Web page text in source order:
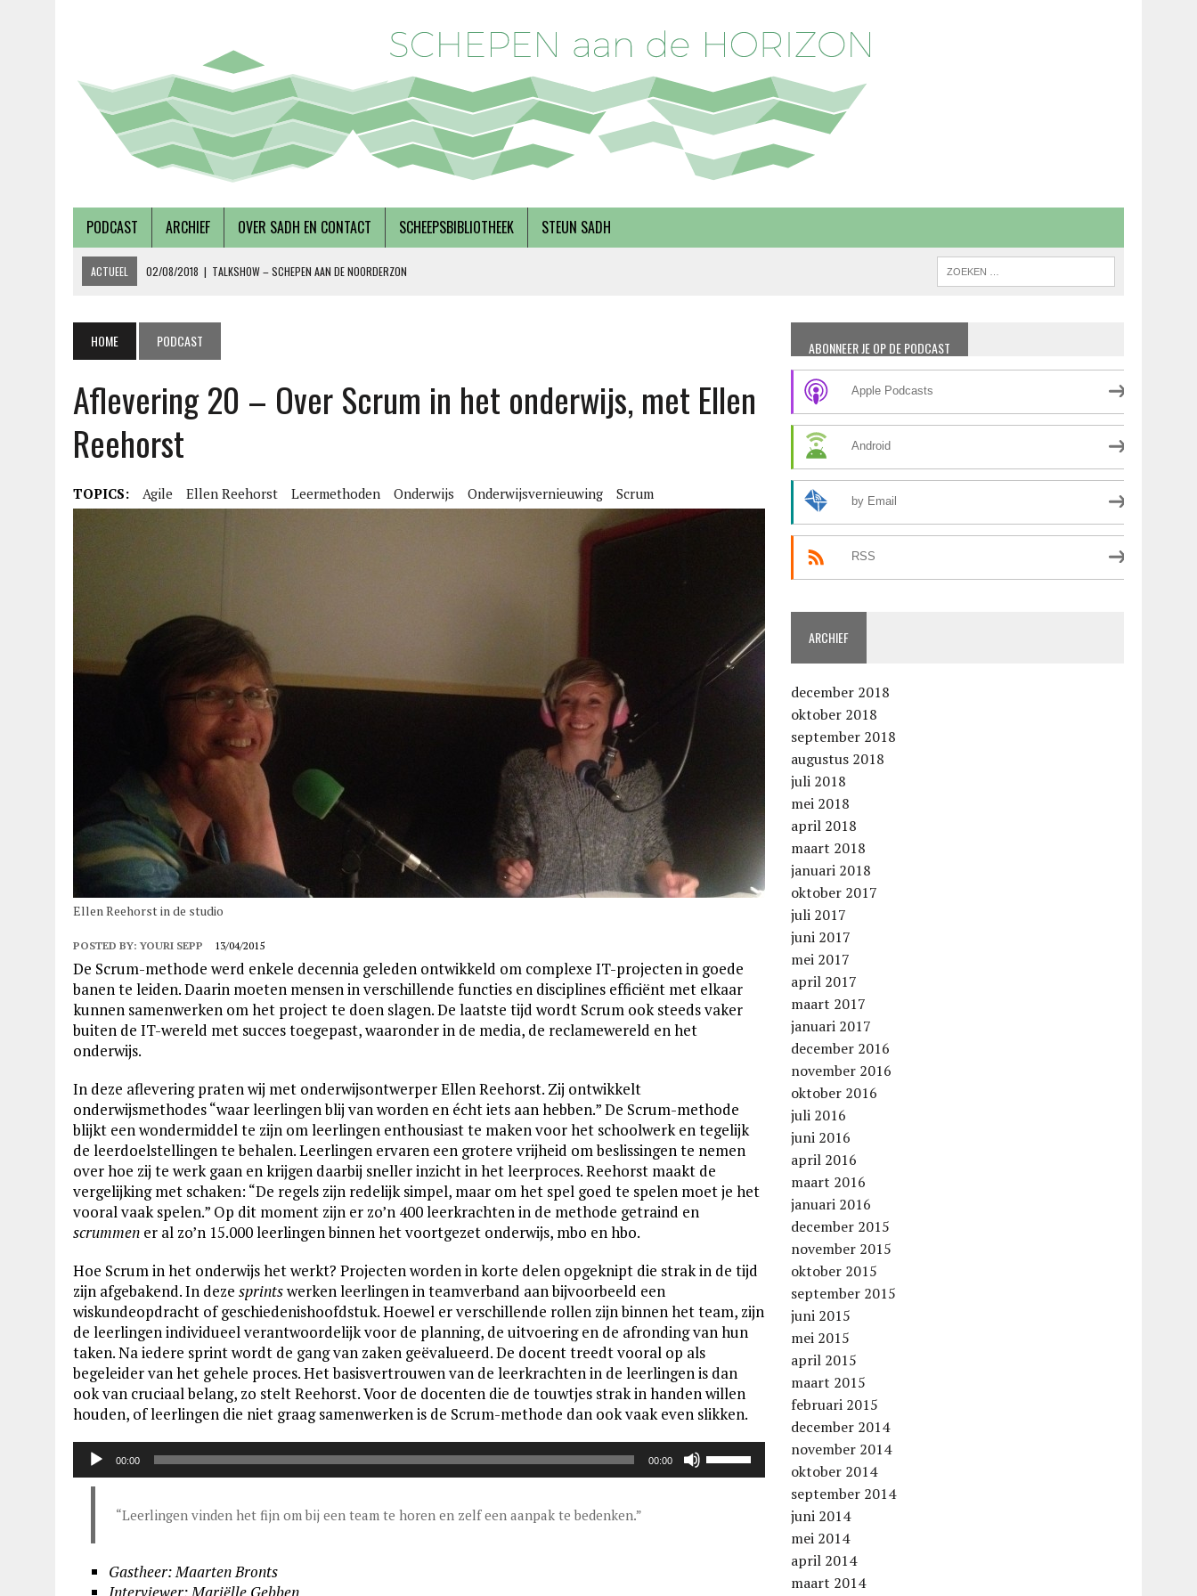
PODCAST ARCHIEF OVER SADH EN CONTACT SCHEEPSBIBLIOTHEEK STEUN SADH
ACTUEEL 27/07/2018 | AFLEVERING 56 – OVER METABOLE ZIEKTEN, MET TERRY DERKS
19/09/2018 | AFLEVERING 57 – LUSTRUMEDITIE – OVER AUTONOMIE EN SOLIDARITEIT
02/08/2018
TALKSHOW – SCHEPEN AAN DE NOORDERZON
HOME PODCAST
Aflevering 20 – Over Scrum in het onderwijs, met Ellen
Reehorst
TOPICS: Agile Ellen Reehorst Leermethoden Onderwijs Onderwijsvernieuwing Scrum
Ellen Reehorst in de studio
POSTED BY:YOURI SEPP 13/04/2015
De Scrum-methode werd enkele decennia geleden ontwikkeld om complexe IT-projecten in goede
banen te leiden. Daarin moeten mensen in verschillende functies en disciplines efficiënt met elkaar
kunnen samenwerken om het project te doen slagen. De laatste tijd wordt Scrum ook steeds vaker
buiten de IT-wereld met succes toegepast, waaronder in de media, de reclamewereld en het
onderwijs.
In deze aflevering praten wij met onderwijsontwerper Ellen Reehorst. Zij ontwikkelt
onderwijsmethodes “waar leerlingen blij van worden en écht iets aan hebben.” De Scrum-methode
blijkt een wondermiddel te zijn om leerlingen enthousiast te maken voor het schoolwerk en tegelijk
de leerdoelstellingen te behalen. Leerlingen ervaren een grotere vrijheid om beslissingen te nemen
over hoe zij te werk gaan en krijgen daarbij sneller inzicht in het leerproces. Reehorst maakt de
vergelijking met schaken: “De regels zijn redelijk simpel, maar om het spel goed te spelen moet je het
vooral vaak spelen.” Op dit moment zijn er zo’n 400 leerkrachten in de methode getraind en
scrummen er al zo’n 15.000 leerlingen binnen het voortgezet onderwijs, mbo en hbo.
Hoe Scrum in het onderwijs het werkt? Projecten worden in korte delen opgeknipt die strak in de tijd
zijn afgebakend. In deze sprintswerken leerlingen in teamverband aan bijvoorbeeld een
wiskundeopdracht of geschiedenishoofdstuk. Hoewel er verschillende rollen zijn binnen het team, zijn
de leerlingen individueel verantwoordelijk voor de planning, de uitvoering en de afronding van hun
taken. Na iedere sprint wordt de gang van zaken geëvalueerd. De docent treedt vooral op als
begeleider van het gehele proces. Het basisvertrouwen van de leerkrachten in de leerlingen is dan
ook van cruciaal belang, zo stelt Reehorst. Voor de docenten die de touwtjes strak in handen willen
houden, of leerlingen die niet graag samenwerken is de Scrum-methode dan ook vaak even slikken.
Audiospeler
00:00 00:00
Omhoog/Omlaag
“Leerlingen vinden het fijn om bij een team te horen en zelf een aanpak te bedenken.”
Gastheer: Maarten Bronts
Interviewer: Mariëlle Gebben
ABONNEER JE OP DE PODCAST
Apple Podcasts
Android
by Email
RSS
ARCHIEF
december 2018
oktober 2018
september 2018
augustus 2018
juli 2018
mei 2018
april 2018
maart 2018
januari 2018
oktober 2017
juli 2017
juni 2017
mei 2017
april 2017
maart 2017
januari 2017
december 2016
november 2016
oktober 2016
juli 2016
juni 2016
april 2016
maart 2016
januari 2016
december 2015
november 2015
oktober 2015
september 2015
juni 2015
mei 2015
april 2015
maart 2015
februari 2015
december 2014
november 2014
oktober 2014
september 2014
juni 2014
mei 2014
april 2014
maart 2014